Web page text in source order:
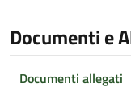
Documenti e
Documenti allegati